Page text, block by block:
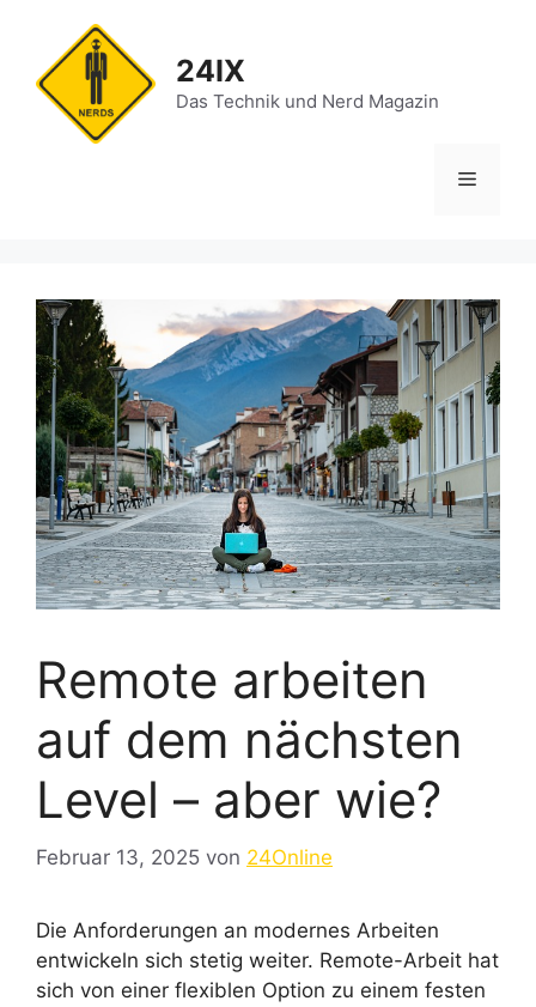
springen
24IX
Das Technik und Nerd Magazin
Menü
Remote arbeiten
auf dem nächsten
Level – aber wie?
Februar 13, 2025 von 24Online
Die Anforderungen an modernes Arbeiten
entwickeln sich stetig weiter. Remote-Arbeit hat
sich von einer flexiblen Option zu einem festen